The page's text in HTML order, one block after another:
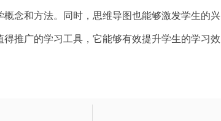
念和方法。同时，思维导图也能够激发学生的兴
推广的学习工具，它能够有效提升学生的学习效